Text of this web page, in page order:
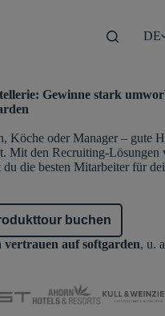
DE
Gewinne stark
Köche oder Manager – gute
Mit den Recruiting-Lösungen
du die besten Mitarbeiter für
buchen
vertrauen auf softgarden, u.